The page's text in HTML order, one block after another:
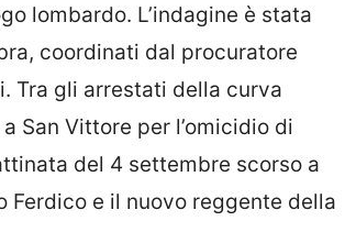
lombardo. L’indagine è stata
coordinati dal procuratore
Tra gli arrestati della curva
a San Vittore per l’omicidio di
del 4 settembre scorso a
Ferdico e il nuovo reggente della